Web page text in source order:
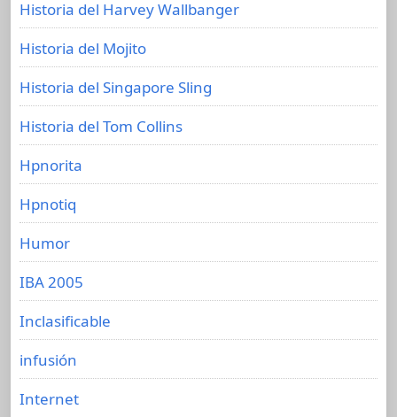
Historia del Harvey Wallbanger
Historia del Mojito
Historia del Singapore Sling
Historia del Tom Collins
Hpnorita
Hpnotiq
Humor
IBA 2005
Inclasificable
infusión
Internet